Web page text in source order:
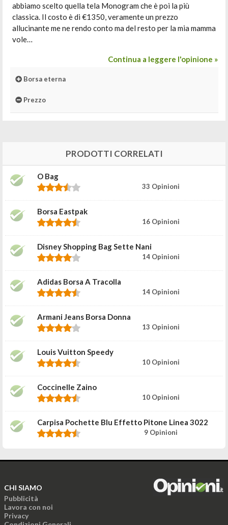
abbiamo scelto quella tela Monogram che è poi la più
classica. Il costo è di €1350, veramente un prezzo
allucinante me ne rendo conto ma del resto per la mia mamma
vole…
Continua a leggere l'opinione »
Borsa eterna
Prezzo
PRODOTTI CORRELATI
O Bag
33 Opinioni
Borsa Eastpak
16 Opinioni
Disney Shopping Bag Sette Nani
14 Opinioni
Adidas Borsa A Tracolla
14 Opinioni
Armani Jeans Borsa Donna
13 Opinioni
Louis Vuitton Speedy
10 Opinioni
Coccinelle Zaino
10 Opinioni
Carpisa Pochette Blu Effetto Pitone Linea 3022
9 Opinioni
CHI SIAMO
Pubblicità
Lavora con noi
Privacy